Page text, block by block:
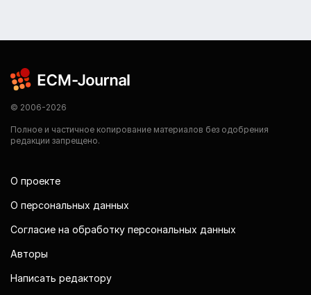
© 2006-2026
Полное и частичное копирование материалов без одобрения
редакции запрещено.
О проекте
О персональных данных
Согласие на обработку персональных данных
Авторы
Написать редактору